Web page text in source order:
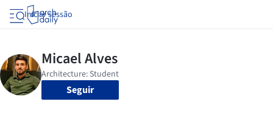
Iniciar sessão
Seguir